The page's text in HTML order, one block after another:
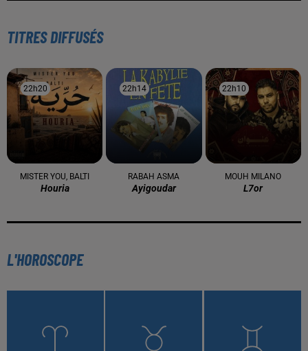
TITRES DIFFUSÉS
22h20
22h20
MISTER YOU, BALTI
Houria
22h14
22h14
RABAH ASMA
Ayigoudar
22h10
22h10
MOUH MILANO
L7or
L'HOROSCOPE